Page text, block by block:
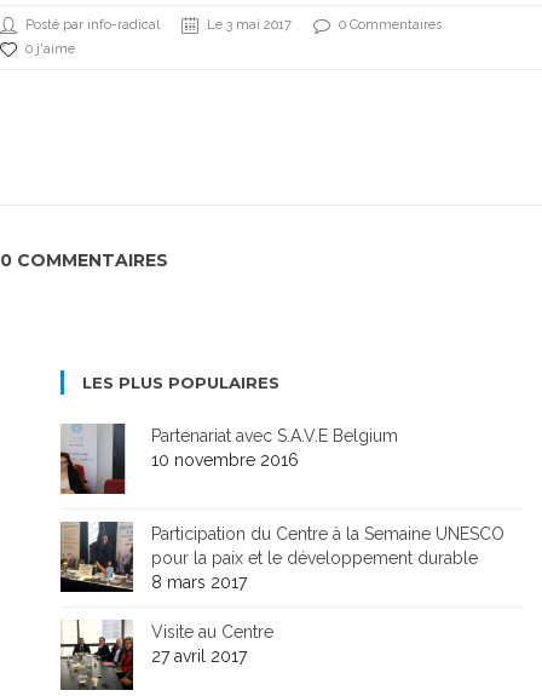
Posté par info-radical Le 3 mai 2017
0 Commentaires
0 j'aime
0 COMMENTAIRES
LES PLUS POPULAIRES
Partenariat avec S.A.V.E Belgium
10 novembre 2016
Participation du Centre à la Semaine UNESCO
pour la paix et le développement durable
8 mars 2017
Visite au Centre
27 avril 2017